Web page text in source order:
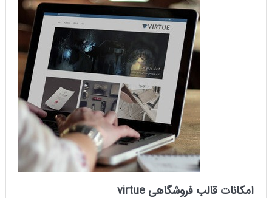
امکانات قالب فروشگاهی virtue